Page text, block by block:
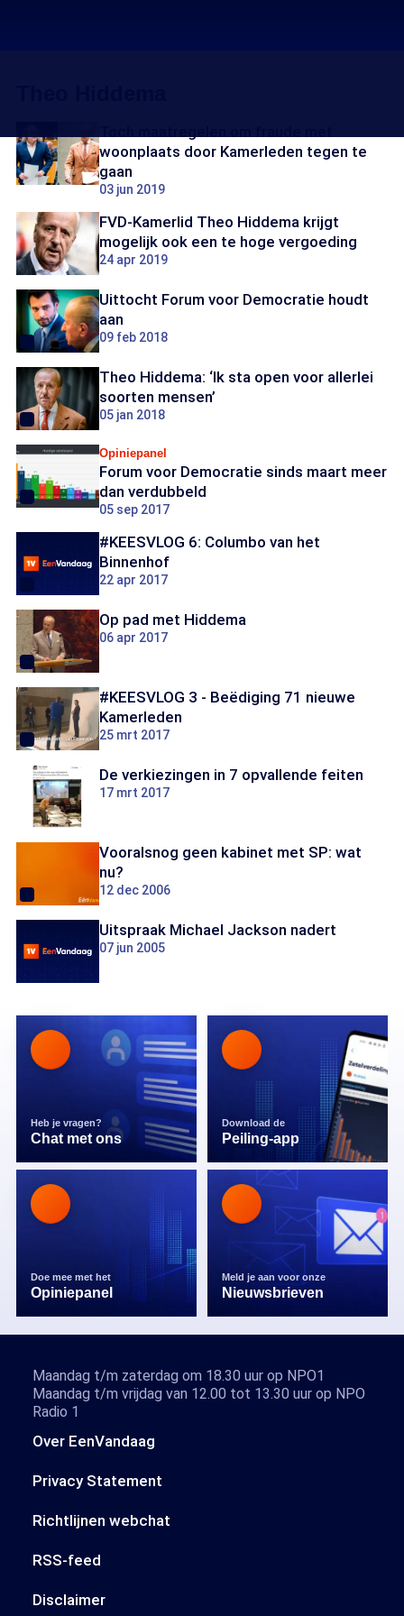
woonplaats door Kamerleden tegen te
gaan
03 jun 2019
FVD-Kamerlid Theo Hiddema krijgt
mogelijk ook een te hoge vergoeding
24 apr 2019
Uittocht Forum voor Democratie houdt
aan
09 feb 2018
Theo Hiddema: ‘Ik sta open voor allerlei
soorten mensen’
05 jan 2018
Opiniepanel
Forum voor Democratie sinds maart meer
dan verdubbeld
05 sep 2017
#KEESVLOG 6: Columbo van het
Binnenhof
22 apr 2017
Op pad met Hiddema
06 apr 2017
#KEESVLOG 3 - Beëdiging 71 nieuwe
Kamerleden
25 mrt 2017
De verkiezingen in 7 opvallende feiten
17 mrt 2017
Vooralsnog geen kabinet met SP: wat
nu?
12 dec 2006
Uitspraak Michael Jackson nadert
07 jun 2005
Heb je vragen?
Chat met ons
Download de
Peiling-app
Doe mee met het
Opiniepanel
Meld je aan voor onze
Nieuwsbrieven
Over EenVandaag
Privacy Statement
Richtlijnen webchat
RSS-feed
Disclaimer
Maandag t/m zaterdag om 18.30 uur op NPO1
Maandag t/m vrijdag van 12.00 tot 13.30 uur op NPO
Radio 1